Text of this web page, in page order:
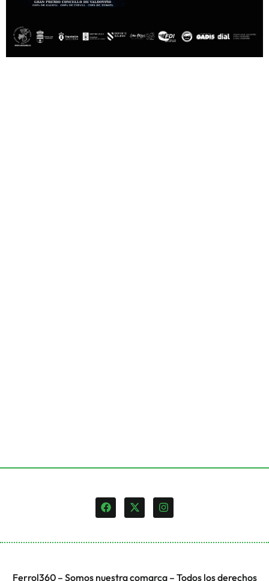
Ferrol360 – Somos nuestra comarca – Todos los derechos